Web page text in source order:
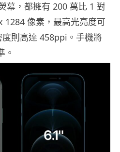
幕，都擁有 200 萬比 1 對
1284 像素，最高光亮度可
則高達 458ppi。手機將
。